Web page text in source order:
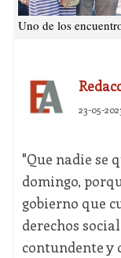
Uno de los
23-05-
"Que nadie se
domingo,
gobierno que
derechos
contundente y